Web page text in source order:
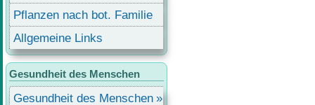
Pflanzen nach bot. Familie
Allgemeine Links
Gesundheit des Menschen
Gesundheit des Menschen